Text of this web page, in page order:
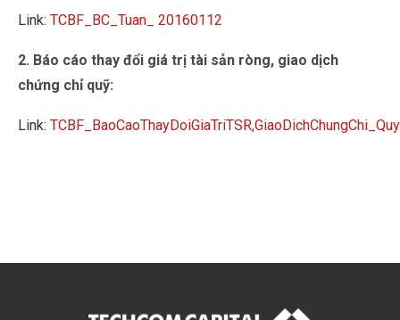
Link: TCBF_BC_Tuan_ 20160112
2. Báo cáo thay đổi giá trị tài sản ròng, giao dịch
chứng chỉ quỹ:
Link: